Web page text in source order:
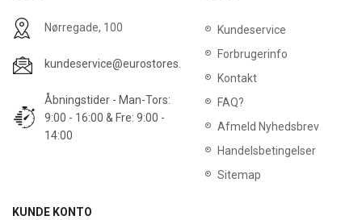
Nørregade, 100
kundeservice@eurostores.dk
Åbningstider - Man-Tors:
9:00 - 16:00 & Fre: 9:00 -
14:00
Kundeservice
Forbrugerinfo
Kontakt
FAQ?
Afmeld Nyhedsbrev
Handelsbetingelser
Sitemap
KUNDE KONTO